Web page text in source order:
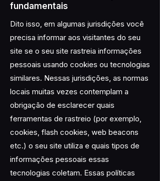
fundamentais
Dito isso, em algumas jurisdições você
precisa informar aos visitantes do seu
site se o seu site rastreia informações
pessoais usando cookies ou tecnologias
similares. Nessas jurisdições, as normas
locais muitas vezes contemplam a
obrigação de esclarecer quais
ferramentas de rastreio (por exemplo,
cookies, flash cookies, web beacons
etc.) o seu site utiliza e quais tipos de
informações pessoais essas
tecnologias coletam. Essas políticas